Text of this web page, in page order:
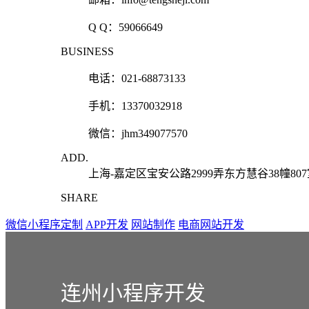
Q Q： 59066649
BUSINESS
电话：021-68873133
手机：13370032918
微信：jhm349077570
ADD.
上海-嘉定区宝安公路2999弄东方慧谷38幢
SHARE
微信小程序定制 APP开发 网站制作 电商网站开发
连州小程序开发